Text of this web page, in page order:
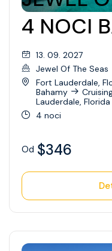
Celebrity
Celebrity
4 NOCI
13. 09. 2027
Jewel Of The Seas
Fort Lauderdale,
Bahamy
Lauderdale, Florida
4 noci
Od $346